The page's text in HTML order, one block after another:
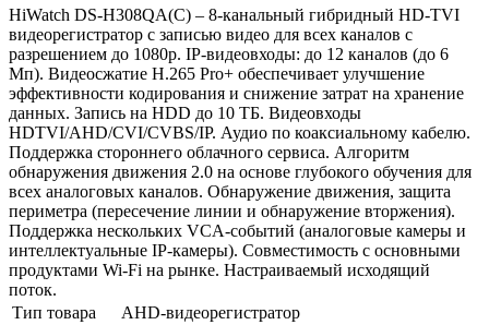
HiWatch DS-H308QA(С) – 8-канальный гибридный HD-TVI
видеорегистратор c записью видео для всех каналов с
разрешением до 1080p. IP-видеовходы: до 12 каналов (до 6
Мп). Видеосжатие H.265 Pro+ обеспечивает улучшение
эффективности кодирования и снижение затрат на хранение
данных. Запись на HDD до 10 TБ. Видеовходы
HDTVI/AHD/CVI/CVBS/IP. Аудио по коаксиальному кабелю.
Поддержка стороннего облачного сервиса. Алгоритм
обнаружения движения 2.0 на основе глубокого обучения для
всех аналоговых каналов. Обнаружение движения, защита
периметра (пересечение линии и обнаружение вторжения).
Поддержка нескольких VCA-событий (аналоговые камеры и
интеллектуальные IP-камеры). Совместимость с основными
продуктами Wi-Fi на рынке. Настраиваемый исходящий
поток.
Тип товара
AHD-видеорегистратор